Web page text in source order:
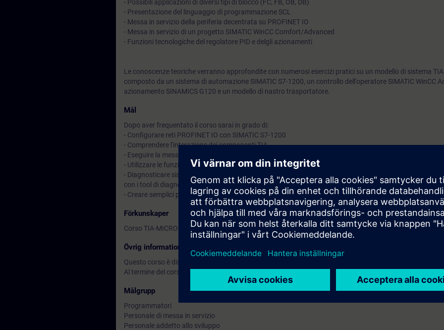
adattare il tuo impianto alle nuove esigenze.
- Possibili applicazioni di diversi tipi di blocco (FC, FB, OB, DB)
- Presentazione del linguaggio di programmazione SCL
- Messa in servizio della periferia decentrata su PROFINET IO
- Messa in servizio di un progetto SIMATIC WinCC Comfort/Advanced
- Funzioni tecnologiche del regolatore PID e delgli azionamenti
Le conoscenze teoriche verranno approfondite con numerosi esercizi pratici su un modello di sistema
composto da un sistema di automazione SIMATIC S7-1200, un controllo dell'operatore SIMATIC WinCC
azionamento SINAMICS G120 e un modello di nastro trasportatore.
Mål
Dopo aver frequentato il corso sarai in grado di:
- Configurare reti PROFINET IO con SIMATIC S7-1200
- Comprendere l'interazione dei componenti TIA
- Eseguire la messa in servizio specifica dei componenti TIA
- Utilizzare le funzioni tecnologiche del regolatore PID e le funzioni per azionamenti del SIMATIC S7-1200
- Diagnosticare sistematicamente e correggere errori hardware e software nel sistema di automazione
con i tool di diagnostica dell'ambiente di sviluppo TIA Portal
- Creare semplici programmi nei linguaggi di programmazione LAD, FBD e SCL
Förkunskaper
Corso TIA-MICRO1 o equivalente conoscenza dei sistemi di automazione.
Övrig information
Questo corso è disponibile anche in modalità Virtual Classroom.
Al termine del corso puoi approfondire gli argomenti trattati tramite il nostro
Målgrupp
Programmatori
Personale di messa in servizio
Personale addetto allo sviluppo